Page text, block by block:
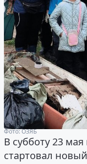
Фото: ОЗЯБ
В субботу 23
стартовал